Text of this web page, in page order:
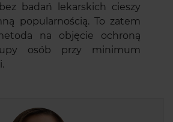
badań lekarskich cieszy
popularnością. To zatem
na objęcie ochroną
osób przy minimum